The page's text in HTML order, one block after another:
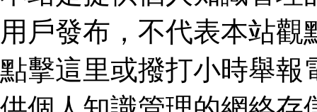
用戶發布，不代表本站
點擊這里或撥打小時舉報